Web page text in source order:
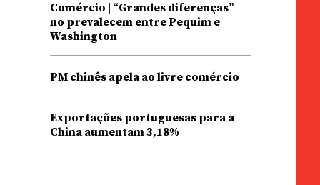
Comércio | “Grandes diferenças”
no prevalecem entre Pequim e
Washington
PM chinês apela ao livre comércio
Exportações portuguesas para a
China aumentam 3,18%